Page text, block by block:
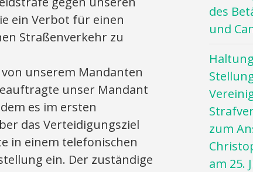
ein Verbot für einen
Straßenverkehr zu
unserem Mandanten
unser Mandant
es im ersten
das Verteidigungsziel
in einem telefonischen
ein. Der zuständige
des
und
zum
am 25.